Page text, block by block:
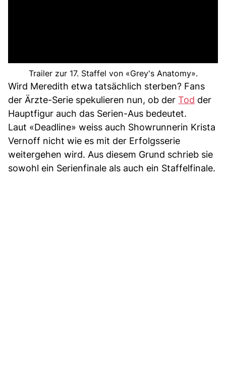
Trailer zur 17. Staffel von «Grey's Anatomy».
Wird Meredith etwa tatsächlich sterben? Fans
der Ärzte-Serie spekulieren nun, ob der Tod der
Hauptfigur auch das Serien-Aus bedeutet.
Laut «Deadline» weiss auch Showrunnerin Krista
Vernoff nicht wie es mit der Erfolgsserie
weitergehen wird. Aus diesem Grund schrieb sie
sowohl ein Serienfinale als auch ein Staffelfinale.